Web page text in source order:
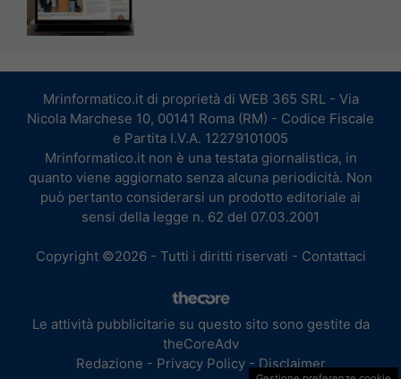
Mrinformatico.it di proprietà di WEB 365 SRL - Via
Nicola Marchese 10, 00141 Roma (RM) - Codice Fiscale
e Partita I.V.A. 12279101005
Mrinformatico.it non è una testata giornalistica, in
quanto viene aggiornato senza alcuna periodicità. Non
può pertanto considerarsi un prodotto editoriale ai
sensi della legge n. 62 del 07.03.2001
Copyright ©2026 - Tutti i diritti riservati - Contattaci
Le attività pubblicitarie su questo sito sono gestite da
theCoreAdv
Redazione - Privacy Policy-Disclaimer